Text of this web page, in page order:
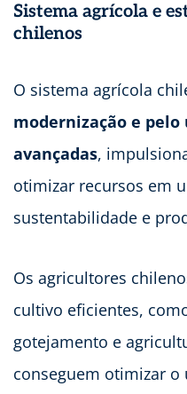
Sistema agrícola e
chilenos
O sistema agrícola
modernização e pelo
avançadas,
otimizar recursos em
sustentabilidade e
Os agricultores
cultivo eficientes,
gotejamento e
conseguem otimizar o